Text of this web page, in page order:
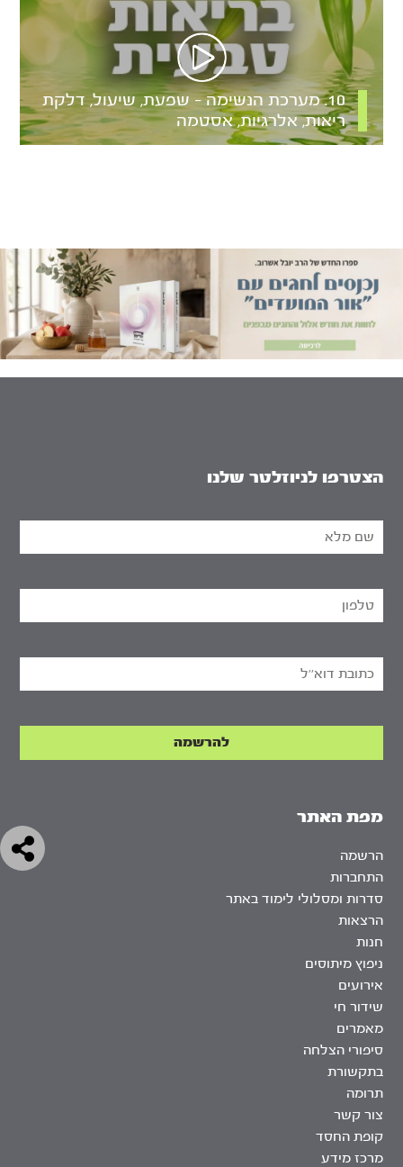
10. מערכת הנשימה – שפעת, שיעול, דלקת
ריאות, אלרגיות, אסטמה
מפת האתר
הרשמה
התחברות
סדרות ומסלולי לימוד באתר
הרצאות
חנות
ניפוץ מיתוסים
אירועים
שידור חי
מאמרים
סיפורי הצלחה
בתקשורת
תרומה
צור קשר
קופת החסד
מרכז מידע
הצטרפו לניוזלטר שלנו